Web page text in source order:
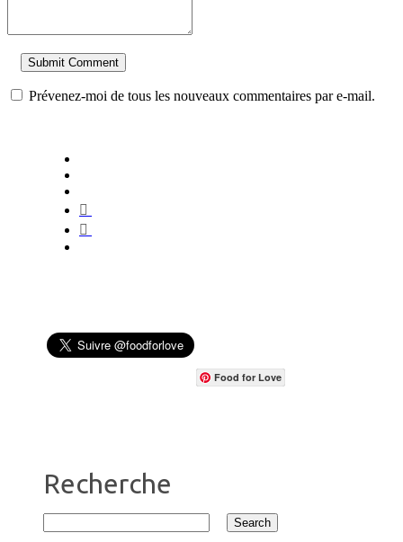
Prévenez-moi de tous les nouveaux commentaires par e-mail.
Food for Love
Recherche